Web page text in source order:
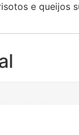
e queijos